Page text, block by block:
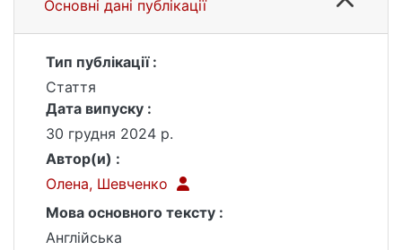
Основні дані публікації
Тип публікації :
Стаття
Дата випуску :
30 грудня 2024 р.
Автор(и) :
Олена, Шевченко
Мова основного тексту :
Англійська